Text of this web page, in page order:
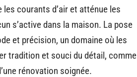
courants d’air et atténue les
s’active dans la maison. La pose
et précision, un domaine où les
tradition et souci du détail, comme
rénovation soignée.